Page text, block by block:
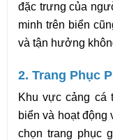
đặc trưng của
minh trên biển
và tận hưởng
2. Trang Phục
Khu vực cảng
biển và hoạt động
chọn trang phục